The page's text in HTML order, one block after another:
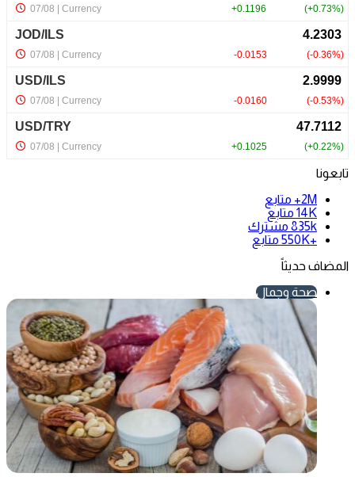
تابعونا
2M+
متابع
14K متابع
835k مشترك
+550K
متابع
المضاف حديثاً
صحة وجمال